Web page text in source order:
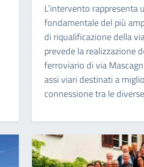
L’intervento rappresenta
fondamentale del più
di riqualificazione della
prevede la realizzazione
ferroviario di via
assi viari destinati a
connessione tra le